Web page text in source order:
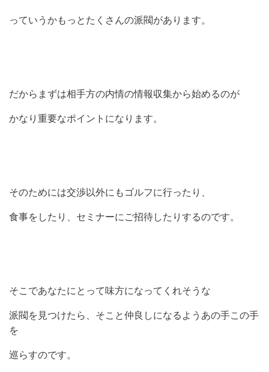
っていうかもっとたくさんの派閥があります。
だからまずは相手方の内情の情報収集から始めるのが
かなり重要なポイントになります。
そのためには交渉以外にもゴルフに行ったり、
食事をしたり、セミナーにご招待したりするのです。
そこであなたにとって味方になってくれそうな
派閥を見つけたら、そこと仲良しになるようあの手この手
を
巡らすのです。